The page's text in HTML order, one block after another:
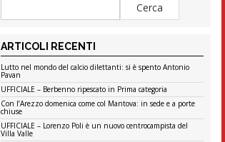
ARTICOLI RECENTI
Lutto nel mondo del calcio dilettanti: si è spento Antonio
Pavan
UFFICIALE – Berbenno ripescato in Prima categoria
Con l’Arezzo domenica come col Mantova: in sede e a porte
chiuse
UFFICIALE – Lorenzo Poli è un nuovo centrocampista del
Villa Valle